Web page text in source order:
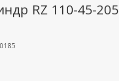
RZ 110-45-205